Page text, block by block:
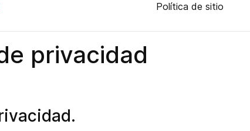
Política de sitio
privacidad